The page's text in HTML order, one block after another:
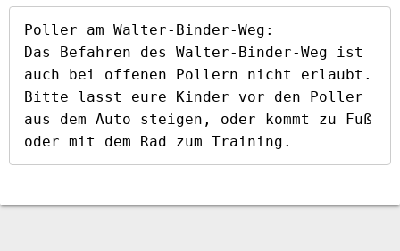
Poller am Walter-Binder-Weg:
Das Befahren des Walter-Binder-Weg ist
auch bei offenen Pollern nicht erlaubt.
Bitte lasst eure Kinder vor den Poller
aus dem Auto steigen, oder kommt zu Fuß
oder mit dem Rad zum Training.